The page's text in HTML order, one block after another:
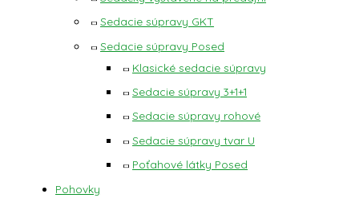
Sedacie súpravy GKT
Sedacie súpravy Posed
Klasické sedacie súpravy
Sedacie súpravy 3+1+1
Sedacie súpravy rohové
Sedacie súpravy tvar U
Poťahové látky Posed
Pohovky